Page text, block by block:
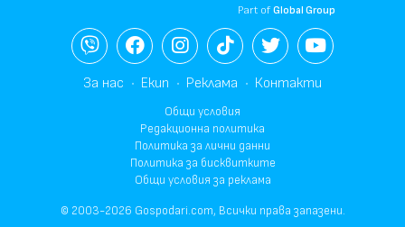
Part ofGlobal Group
За нас Екип Реклама Контакти
Общи условия
Редакционна политика
Политика за лични данни
Политика за бисквитките
Общи условия за реклама
© 2003-2026 Gospodari.com, Всички права запазени.